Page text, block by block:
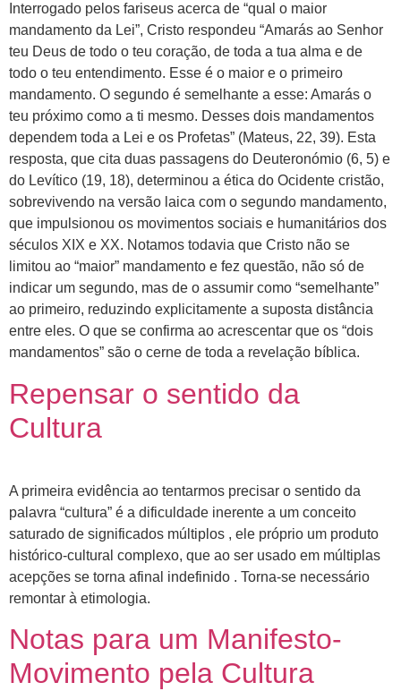
Interrogado pelos fariseus acerca de “qual o maior
mandamento da Lei”, Cristo respondeu “Amarás ao Senhor
teu Deus de todo o teu coração, de toda a tua alma e de
todo o teu entendimento. Esse é o maior e o primeiro
mandamento. O segundo é semelhante a esse: Amarás o
teu próximo como a ti mesmo. Desses dois mandamentos
dependem toda a Lei e os Profetas” (Mateus, 22, 39). Esta
resposta, que cita duas passagens do Deuteronómio (6, 5) e
do Levítico (19, 18), determinou a ética do Ocidente cristão,
sobrevivendo na versão laica com o segundo mandamento,
que impulsionou os movimentos sociais e humanitários dos
séculos XIX e XX. Notamos todavia que Cristo não se
limitou ao “maior” mandamento e fez questão, não só de
indicar um segundo, mas de o assumir como “semelhante”
ao primeiro, reduzindo explicitamente a suposta distância
entre eles. O que se confirma ao acrescentar que os “dois
mandamentos” são o cerne de toda a revelação bíblica.
Repensar o sentido da
Cultura
A primeira evidência ao tentarmos precisar o sentido da
palavra “cultura” é a dificuldade inerente a um conceito
saturado de significados múltiplos , ele próprio um produto
histórico-cultural complexo, que ao ser usado em múltiplas
acepções se torna afinal indefinido . Torna-se necessário
remontar à etimologia.
Notas para um Manifesto-
Movimento pela Cultura